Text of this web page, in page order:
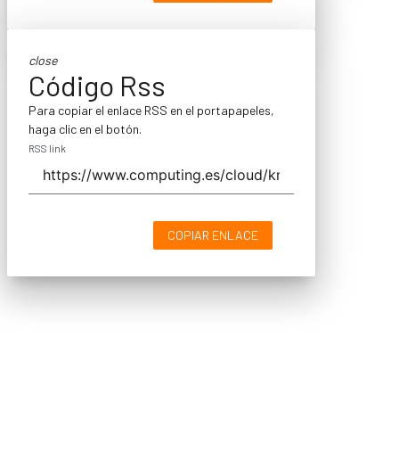
close
Código Rss
Para copiar el enlace RSS en el portapapeles,
haga clic en el botón.
RSS link
COPIAR ENLACE